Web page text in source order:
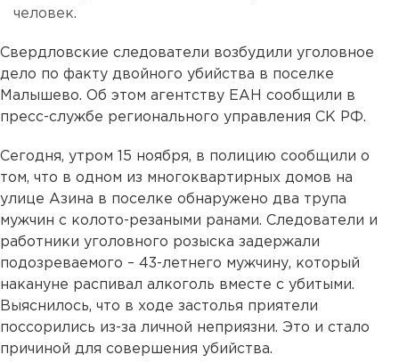
человек.
Свердловские следователи возбудили уголовное
дело по факту двойного убийства в поселке
Малышево. Об этом агентству ЕАН сообщили в
пресс-службе регионального управления СК РФ.
Сегодня, утром 15 ноября, в полицию сообщили о
том, что в одном из многоквартирных домов на
улице Азина в поселке обнаружено два трупа
мужчин с колото-резаными ранами. Следователи и
работники уголовного розыска задержали
подозреваемого – 43-летнего мужчину, который
накануне распивал алкоголь вместе с убитыми.
Выяснилось, что в ходе застолья приятели
поссорились из-за личной неприязни. Это и стало
причиной для совершения убийства.